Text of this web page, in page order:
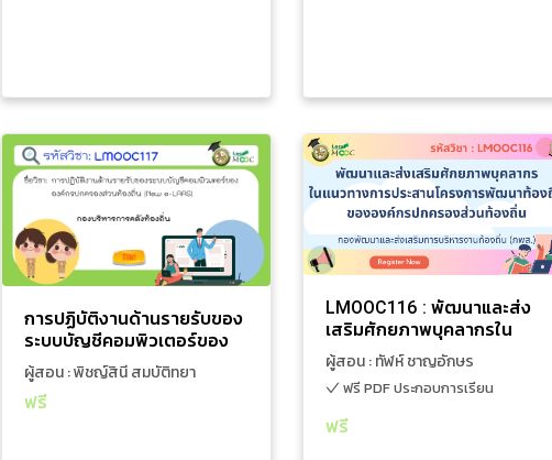
การปฏิบัติงานด้านรายรับของ
ระบบบัญชีคอมพิวเตอร์ของ
องค์กรปกครองส่วนท้องถิ่น
(New e-LAAS)
ผู้สอน : พิชญ์สินี สมบัติทยา
นนท์,จุฑาพร ละอองขวัญ,ลลิดา ปก
ฟรี
การเงินการคลัง
การปฏิบัติงานด้านรายรับของ
ระบบบัญชีคอมพิวเตอร์ของ
องค์กรปกครองส่วนท้องถิ่น
(New e-LAAS)
ผู้สอน : พิชญ์สินี
สมบัติทยานนท์,จุฑา
ดา ปกรณ์กาญจน์
1 ชั่วโมง 18 นาที
นนท์ /2. นางสาวจุฑาพร ละอองขวัญ /3.
นางสาวลลิดา ปกรณ์กาญจน์ การปฏิบัติ
คอมพิวเตอร์ขององค์กรปกครองส่วน
LMOOC116 : พัฒนาและส่ง
เสริมศักยภาพบุคลากรใน
แนวทางการประสานโครงการ
พัฒนาท้องถิ่นขององค์กร
ปกครองส่วนท้องถิ่น
ผู้สอน : ทัฬห์ ชาญอักษร
ฟรี PDF ประกอบการเรียน
ฟรี
กฎหมาย
LMOOC116 : พัฒนาและส่ง
เสริมศักยภาพบุคลากรใน
แนวทางการประสานโครงการ
พัฒนาท้องถิ่นขององค์กร
ปกครองส่วนท้องถิ่น
ผู้สอน : ทัฬห์ ชาญ
อักษร
1 ชั่วโมง 58 นาที
ฟรี PDF ประกอบการเรียน